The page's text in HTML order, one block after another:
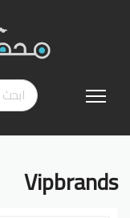
إلى
Vipbrands